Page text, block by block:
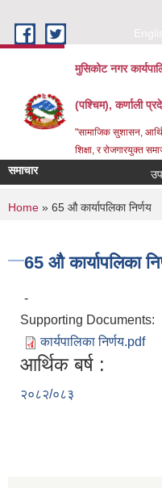
मुसिकोट नगर
(पश्चिम), कर्णाली
"सामाजिक सुशासन,
शिक्षा, र रोजगारयुक्त
समाचार
You are here
Home » 65 औ कार्यापलिका निर्णय
65 औ कार्यापलिका
-
Supporting Documents:
कार्यपालिका निर्णय.pdf
आर्थिक बर्ष :
२०८२/०८३